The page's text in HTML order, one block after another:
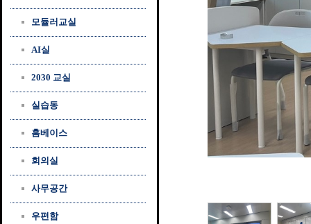
모듈러교실
AI실
2030 교실
실습동
홈베이스
회의실
사무공간
우편함